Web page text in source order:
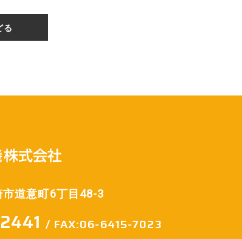
る
道意町6丁目48-3
/ FAX:06-6415-7023